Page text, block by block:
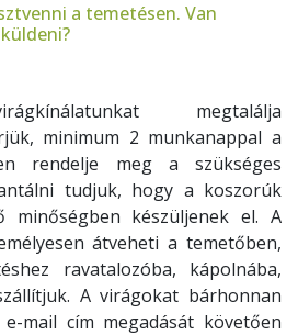
a temetésen. Van
megtalálja
minimum 2 munkanappal a
rendelje meg a szükséges
tudjuk, hogy a koszorúk
minőségben készüljenek el. A
átveheti a temetőben,
ravatalozóba, kápolnába,
A virágokat bárhonnan
mail cím megadását követően